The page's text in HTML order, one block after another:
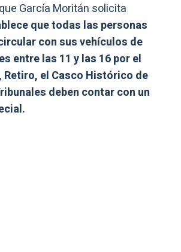
García Moritán solicita
que todas las personas
con sus vehículos de
entre las 11 y las 16 por el
el Casco Histórico de
deben contar con un